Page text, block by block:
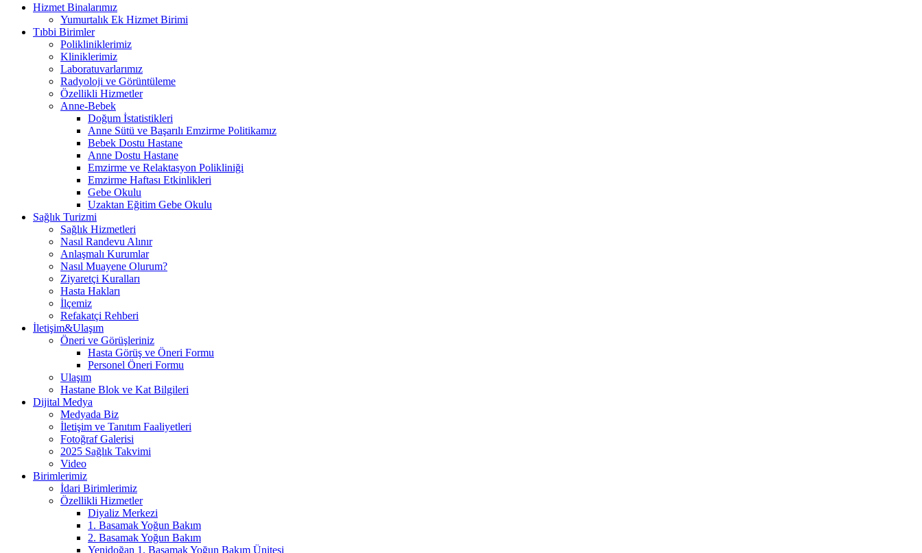
Hizmet Binalarımız
Yumurtalık Ek Hizmet Birimi
Tıbbi Birimler
Polikliniklerimiz
Kliniklerimiz
Laboratuvarlarımız
Radyoloji ve Görüntüleme
Özellikli Hizmetler
Anne-Bebek
Doğum İstatistikleri
Anne Sütü ve Başarılı Emzirme Politikamız
Bebek Dostu Hastane
Anne Dostu Hastane
Emzirme ve Relaktasyon Polikliniği
Emzirme Haftası Etkinlikleri
Gebe Okulu
Uzaktan Eğitim Gebe Okulu
Sağlık Turizmi
Sağlık Hizmetleri
Nasıl Randevu Alınır
Anlaşmalı Kurumlar
Nasıl Muayene Olurum?
Ziyaretçi Kuralları
Hasta Hakları
İlçemiz
Refakatçi Rehberi
İletişim&Ulaşım
Öneri ve Görüşleriniz
Hasta Görüş ve Öneri Formu
Personel Öneri Formu
Ulaşım
Hastane Blok ve Kat Bilgileri
Dijital Medya
Medyada Biz
İletişim ve Tanıtım Faaliyetleri
Fotoğraf Galerisi
2025 Sağlık Takvimi
Video
Birimlerimiz
İdari Birimlerimiz
Özellikli Hizmetler
Diyaliz Merkezi
1. Basamak Yoğun Bakım
2. Basamak Yoğun Bakım
Yenidoğan 1. Basamak Yoğun Bakım Ünitesi